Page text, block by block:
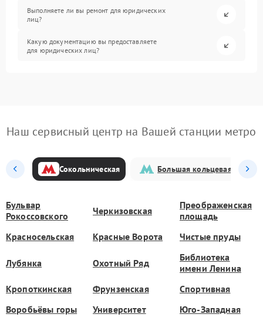
Выполняете ли вы ремонт для юридических
лиц?
Какую документацию вы предоставляете
для юридических лиц?
Наш сервисный центр на Вашей станции метро
Сокольническая Большая кольцевая
Бульвар
Рокоссовского
Черкизовская
Преображенская
площадь
Красносельская
Красные Ворота Чистые пруды
Лубянка Охотный Ряд
Библиотека
имени Ленина
Кропоткинская
Фрунзенская
Спортивная
Воробьёвы горы
Университет Юго-Западная